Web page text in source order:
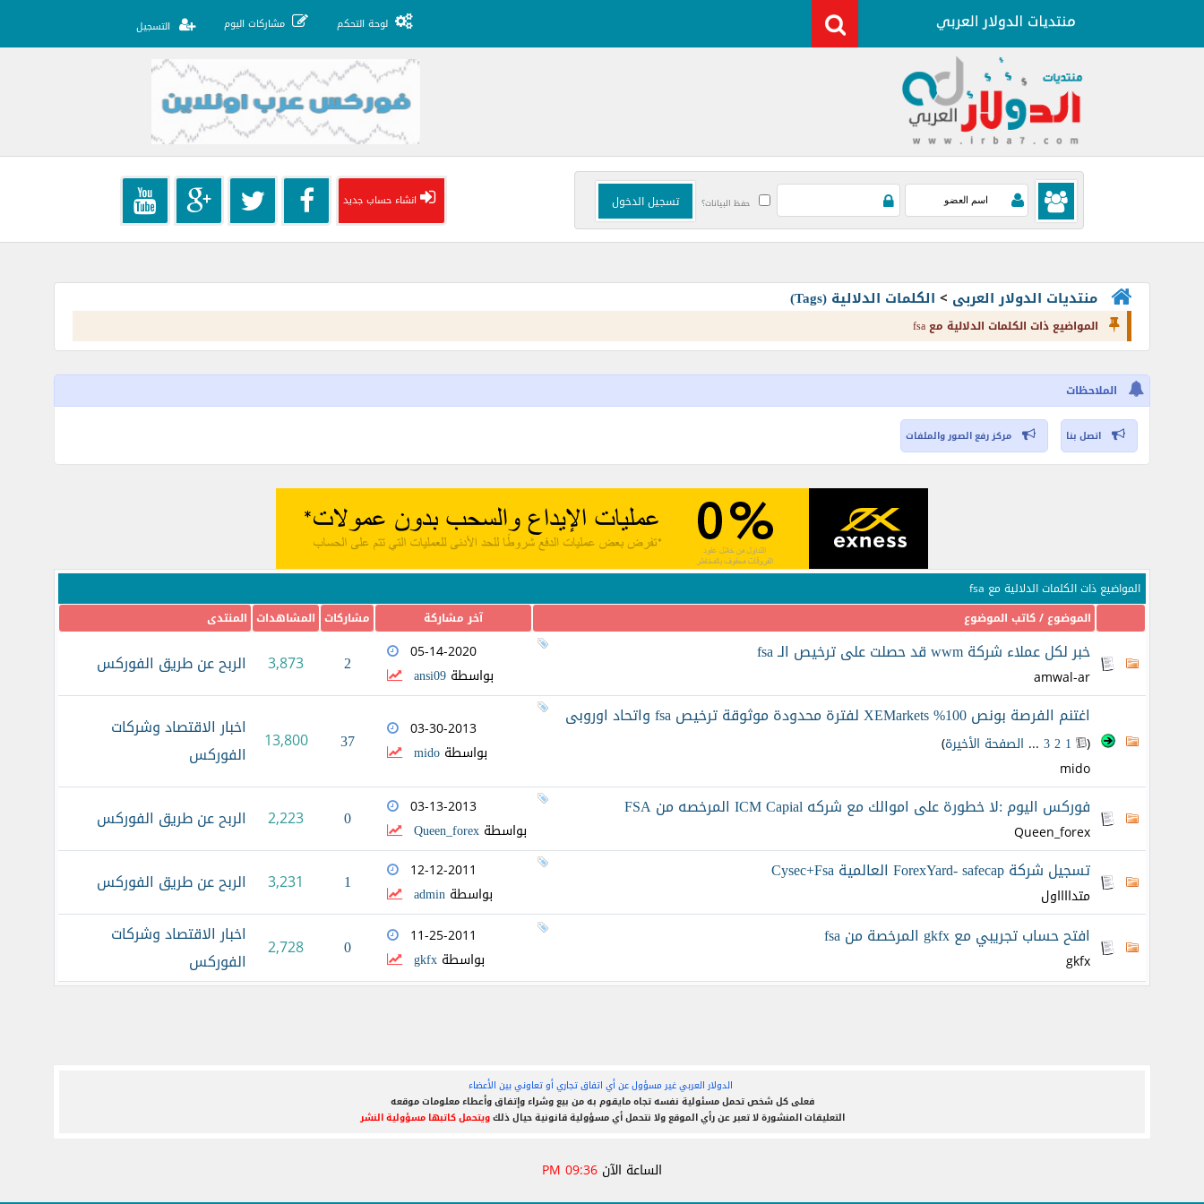
لوحة التحكم مشاركات اليوم التسجيل
حفظ البيانات؟ انشاء حساب جديد
منتديات الدولار العربى > الكلمات الدلالية (Tags)
المواضيع ذات الكلمات الدلالية معfsa
الملاحظات
اتصل بنا مركز رفع الصور والملفات
المواضيع ذات الكلمات الدلالية مع fsa
الموضوع / كاتب الموضوع
آخر مشاركة مشاركات المشاهدات المنتدى
خبر لكل عملاء شركة wwm قد حصلت على ترخيص الـ fsa
amwal-ar
05-14-2020
بواسطة ansi09
2
3,873
الربح عن طريق الفوركس
اغتنم الفرصة بونص 100% XEMarkets لفترة محدودة موثوقة ترخيص fsa واتحاد اوروبى
(
1
2
3
... الصفحة الأخيرة)
mido
03-30-2013
بواسطة mido
37
13,800
اخبار الاقتصاد وشركات
الفوركس
فوركس اليوم :لا خطورة على اموالك مع شركه ICM Capial المرخصه من FSA
Queen_forex
03-13-2013
بواسطة Queen_forex
0
2,223
الربح عن طريق الفوركس
تسجيل شركة ForexYard- safecap العالمية Cysec+Fsa
متدااااول
12-12-2011
بواسطة admin
1
3,231
الربح عن طريق الفوركس
افتح حساب تجريبي مع gkfx المرخصة من fsa
gkfx
11-25-2011
بواسطة gkfx
0
2,728
اخبار الاقتصاد وشركات
الفوركس
الدولار العربي غير مسؤول عن أي اتفاق تجاري أو تعاوني بين الأعضاء
فعلى كل شخص تحمل مسئولية نفسه تجاه مايقوم به من بيع وشراء وإتفاق وأعطاء معلومات موقعه
التعليقات المنشورة لا تعبر عن رأي الموقع ولا نتحمل أي مسؤولية قانونية حيال ذلكويتحمل كاتبها مسؤولية النشر
الساعة الآن 09:36 PM